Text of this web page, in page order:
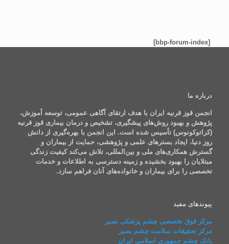
[bbp-forum-index]
درباره ما
انجمن قوز قرنیه ایران با هدف ارتقای آگاهی عمومی، توسعه آموزش،
پژوهش و بهبود روش‌های پیشگیری، تشخیص و درمان بیماری قوز قرنیه
(کراتوکونوس) تأسیس شده است. این انجمن با بهره‌گیری از دانش
روز دنیا، ایجاد بسترهای علمی و پژوهشی، حمایت از بیماران و
گسترش همکاری‌های ملی و بین‌المللی، تلاش می‌کند کیفیت زندگی
مبتلایان را بهبود بخشیده و زمینه دسترسی به اطلاعات و خدمات
تخصصی را برای بیماران و خانواده‌های آنان فراهم سازد.
پیوندهای مفید
مرکز فوق تخصصی چشم پزشکی بصیر
مرکز تحقیقات سلامت چشم بصیر
بانک چشم جمهوری اسلامی ایران